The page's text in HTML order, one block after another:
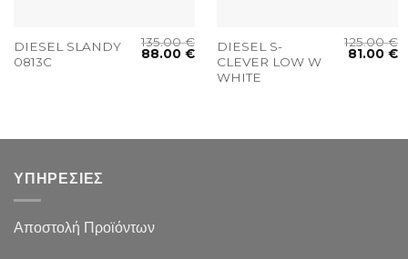
DIESEL SLANDY
0813C
135.00€
88.00€
DIESEL S-
CLEVER LOW W
WHITE
125.00€
81.00€
ΥΠΗΡΕΣΙΕΣ
Αποστολή Προϊόντων